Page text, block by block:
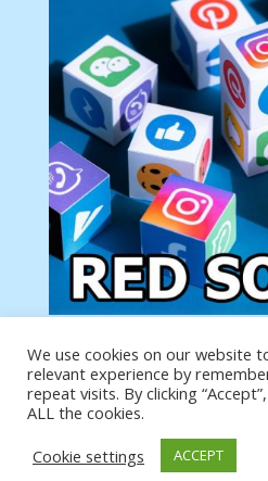
Tu anuncio va aquí
Podemos poner tu anuncio
producto o página
We use cookies on our website
relevant experience by
repeat visits. By clicking
ALL the cookies.
Cookie settings
ACCEPT
https://analytics.google.com/analytics/